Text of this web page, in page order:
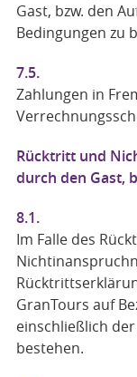
Gast, bzw. den
Bedingungen zu
7.5.
Zahlungen in
Rücktritt und
durch den Gast,
8.1.
Im Falle des
GranTours auf
einschließlich
bestehen.